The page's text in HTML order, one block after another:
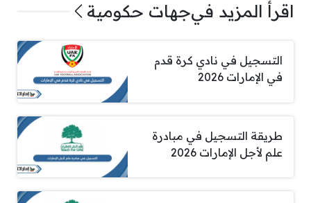
اقرأ المزيد فيجهات حكومية
التسجيل في نادي كرة قدم
في الإمارات 2026
طريقة التسجيل في مبادرة
علم لأجل الإمارات 2026